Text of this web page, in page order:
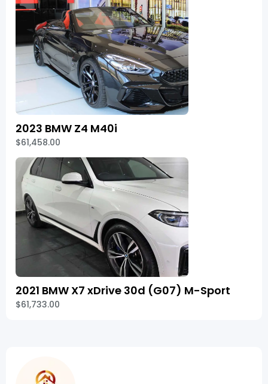
2023 BMW Z4 M40i
$61,458.00
2021 BMW X7 xDrive 30d (G07) M-Sport
$61,733.00